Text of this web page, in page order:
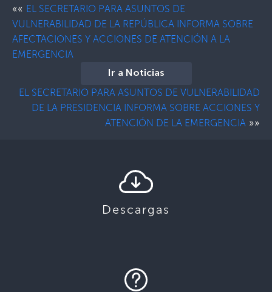
«« EL SECRETARIO PARA ASUNTOS DE
VULNERABILIDAD DE LA REPÚBLICA INFORMA SOBRE
AFECTACIONES Y ACCIONES DE ATENCIÓN A LA
EMERGENCIA
Ir a Noticias
EL SECRETARIO PARA ASUNTOS DE VULNERABILIDAD
DE LA PRESIDENCIA INFORMA SOBRE ACCIONES Y
ATENCIÓN DE LA EMERGENCIA »»
Descargas